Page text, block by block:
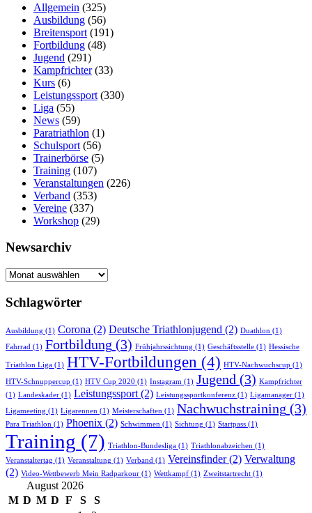
Allgemein (325)
Ausbildung (56)
Breitensport (191)
Fortbildung (48)
Jugend (291)
Kampfrichter(33)
Kurs (6)
Leistungssport (330)
Liga (55)
News (59)
Paratriathlon (1)
Schulsport (56)
Trainerbörse (5)
Training (107)
Veranstaltungen (226)
Verband (353)
Vereine (337)
Workshop (29)
Newsarchiv
Newsarchiv
Schlagwörter
Ausbildung (1) Corona (2) Deutsche Triathlonjugend (2) Duathlon (1)
Fahrrad (1) Fortbildung (3) Frühjahrssichtung (1) Geschäftsstelle (1) Hessische
Triathlon Liga (1) HTV-Fortbildungen (4) HTV-Nachwuchscup (1)
HTV-Schnuppercup (1) HTV Cup 2020 (1) Instagram (1) Jugend (3) Kampfrichter
(1) Landeskader (1) Leistungssport(2) Leistungssportkonferenz (1) Ligamanager (1)
Ligameeting (1) Ligarennen (1) Meisterschaften (1) Nachwuchstraining (3)
Para Triathlon (1) Phoenix (2) Schwimmen (1) Sichtung (1) Startpass (1)
Training (7) Triathlon-Bundesliga (1) Triathlonabzeichen (1)
Veranstaltertag (1) Veranstaltung (1) Verband (1) Vereinsfinder(2) Verwaltung
(2) Video-Wettbewerb Mein Radparkour (1) Wettkampf (1) Zweitstartrecht (1)
August 2026
M D M D F S
S